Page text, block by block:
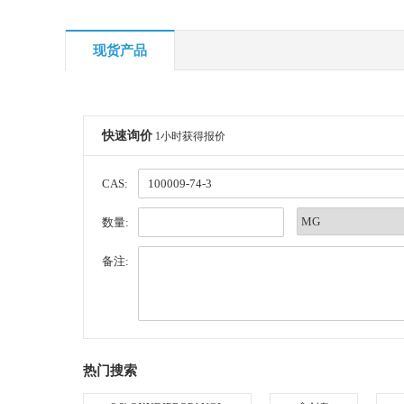
现货产品
快速询价 1小时获得报价
CAS:
数量:
备注:
热门搜索